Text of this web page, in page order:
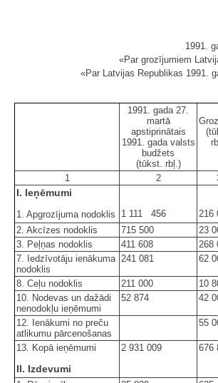
1991.
«Par grozījumiem
«Par Latvijas Republikas 1991.
1991. gada 27.
martā
apstiprinātais
1991. gada valsts
budžets
(tūkst. rbļ.)
1
2
I. Ieņēmumi
1. Apgrozījuma nodoklis 1 111 456 216
2. Akcīzes nodoklis
715 500 23
3. Peļņas nodoklis
411 608 268
7. Iedzīvotāju ienākuma
nodoklis
241 081 62
8. Ceļu nodoklis 211 000 10
10. Nodevas un dažādi
nenodokļu ieņēmumi
52 874 42
12. Ienākumi no preču
atlikumu pārcenošanas
55
13. Kopā ieņēmumi
II. Izdevumi
2 931 009 676